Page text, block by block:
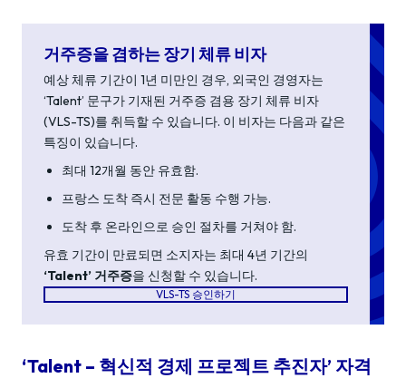
거주증을 겸하는 장기 체류 비자
예상 체류 기간이 1년 미만인 경우, 외국인 경영자는
‘Talent’ 문구가 기재된 거주증 겸용 장기 체류 비자
(VLS-TS)를 취득할 수 있습니다. 이 비자는 다음과 같은
특징이 있습니다.
최대 12개월 동안 유효함.
프랑스 도착 즉시 전문 활동 수행 가능.
도착 후 온라인으로 승인 절차를 거쳐야 함.
유효 기간이 만료되면 소지자는 최대 4년 기간의
‘Talent’ 거주증을 신청할 수 있습니다.
VLS-TS 승인하기
‘Talent – 혁신적 경제 프로젝트 추진자’ 자격